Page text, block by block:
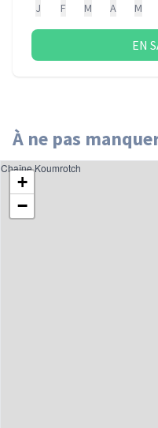
J F M A M
EN
À ne pas
+
−
Chaîne Koumrotch